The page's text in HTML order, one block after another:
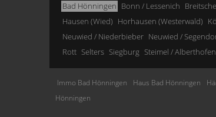
Bad Hönningen Bonn / Lessenich
Hausen (Wied) Horhausen (Westerwald)
Neuwied / Niederbieber Neuwied /
Rott Selters Siegburg Steimel / Alberthofen
Immo Bad Hönningen Haus Bad Hönningen
Hönningen